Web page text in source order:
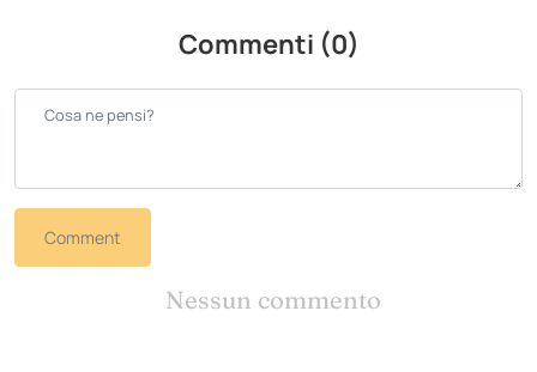
Commenti (0)
Comment
Nessun commento